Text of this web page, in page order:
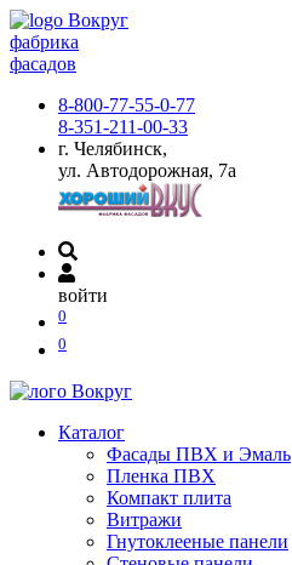
фабрика
фасадов
8-800-77-55-0-77
8-351-211-00-33
г. Челябинск,
ул. Автодорожная, 7а
войти
0
0
Каталог
Фасады ПВХ и Эмаль
Пленка ПВХ
Компакт плита
Витражи
Гнутоклееные панели